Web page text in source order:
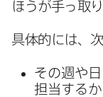
ほうが​手っ取
具体的には、​
その​週や​
担当するか